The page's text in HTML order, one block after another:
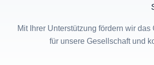
Mit Ihrer Unterstützung fördern wir
für unsere Gesellschaft und